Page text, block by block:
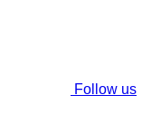
Follow us